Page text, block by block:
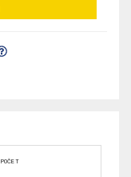
POČET